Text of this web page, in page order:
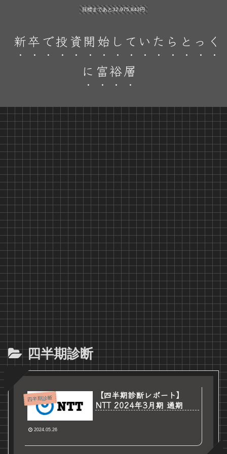
目標まであと32,975,843円
新卒で投資開始していたらとっく
に富裕層
四半期診断
四半期診断
【四半期診断レポート】
NTT 2024年3月期 通期
2024.05.26